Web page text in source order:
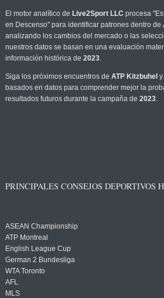
El motor analítico de Live2Sport LLC procesa
en Descenso" para identificar patrones dentro de
analizando los cambios del mercado o las
nuestros datos se basan en una evaluación
información histórica de 2023.
Siga los próximos encuentros de ATP Kitzbuhel
basados en datos para comprender mejor la
resultados futuros durante la campaña de 2023.
PRINCIPALES CONSEJOS DEPORTIVOS
ASEAN Championship
ATP Montreal
English League Cup
German 2 Bundesliga
WTA Toronto
AFL
MLS